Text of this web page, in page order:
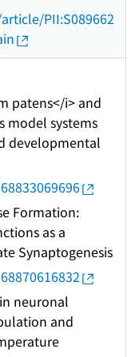
PII:S089662
patens</i> and
model systems
developmental
Formation:
as a
Synaptogenesis
neuronal
and